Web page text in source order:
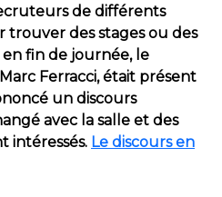
de différents
trouver des stages ou des
en fin de journée, le
Ferracci, était présent
un discours
avec la salle et des
intéressés. Le discours en